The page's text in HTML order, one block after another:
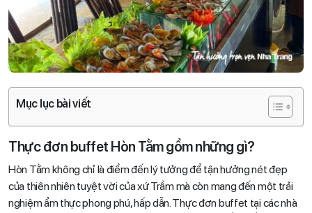
Mục lục bài viết
Thực đơn buffet Hòn Tằm gồm những gì?
Hòn Tằm không chỉ là điểm đến lý tưởng để tận hưởng nét đẹp
của thiên nhiên tuyệt vời của xứ Trầm mà còn mang đến một trải
nghiệm ẩm thực phong phú, hấp dẫn. Thực đơn buffet tại các nhà